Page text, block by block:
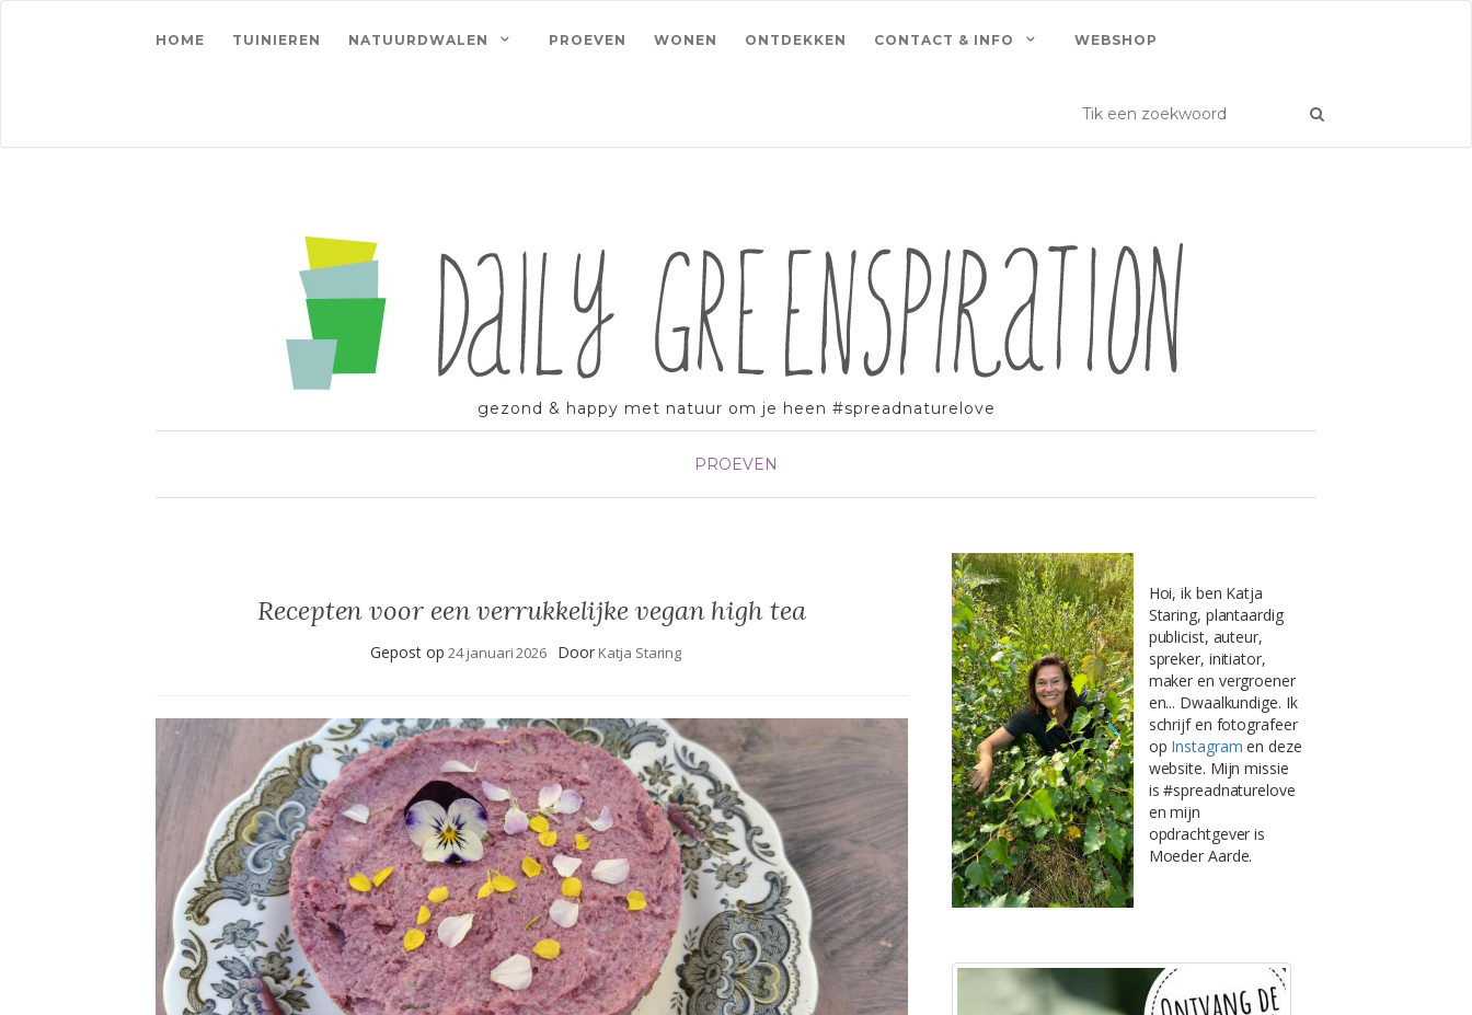
HOME TUINIEREN NATUURDWALEN PROEVEN WONEN ONTDEKKEN CONTACT & INFO WEBSHOP
gezond & happy met natuur om je heen #spreadnaturelove
PROEVEN
Recepten voor een verrukkelijke vegan high tea
Gepost op24 januari 2026 Door Katja Staring
Hoi, ik ben Katja
Staring, plantaardig
publicist, auteur,
spreker, initiator,
maker en vergroener
en... Dwaalkundige. Ik
schrijf en fotografeer
op Instagram en deze
website. Mijn missie
is #spreadnaturelove
en mijn
opdrachtgever is
Moeder Aarde.